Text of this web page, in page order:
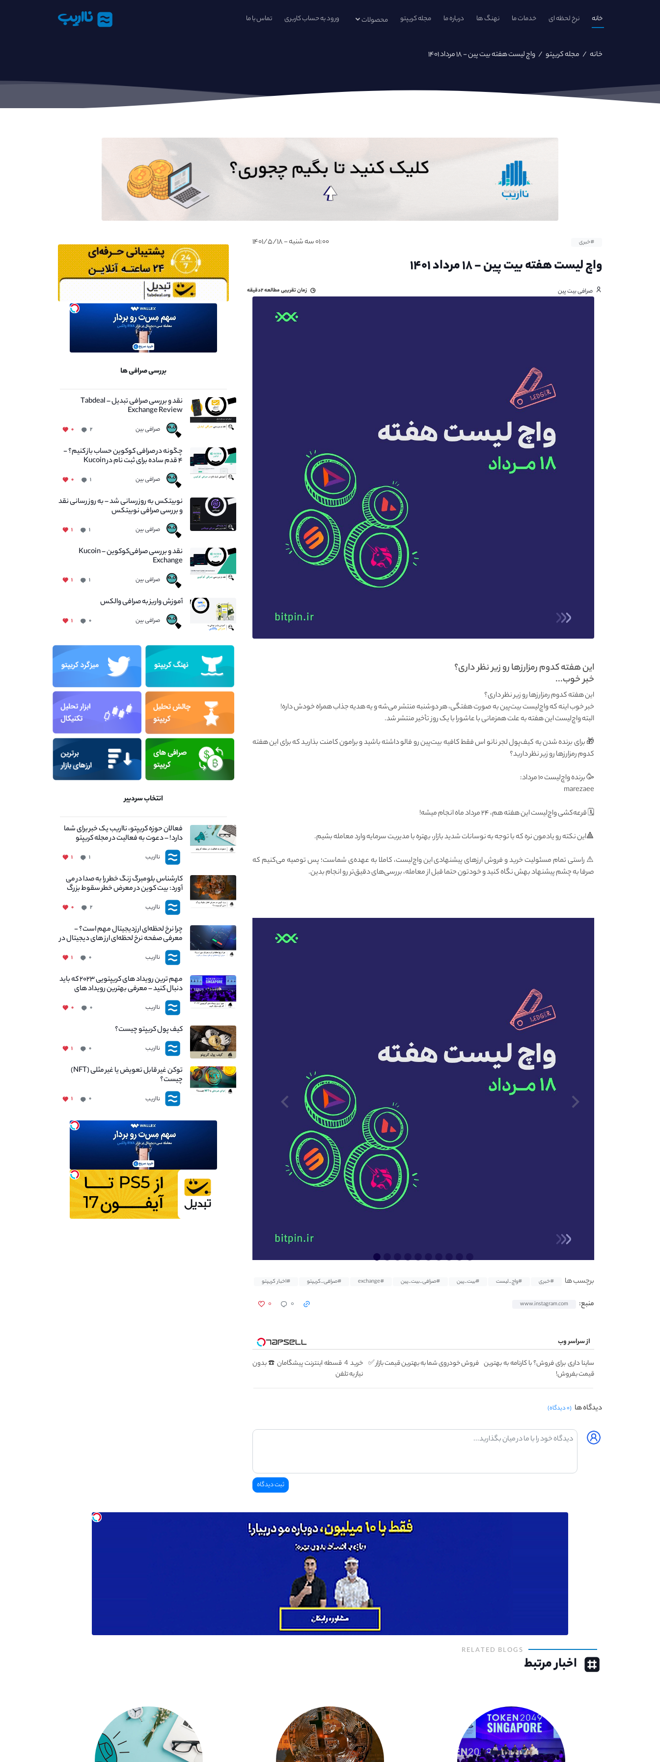
خانه نرخ لحظه ای خدمات ما نهنگ ها درباره ما مجله کریپتو محصولات ورود به حساب کاربری تماس با ما نااریب
خانه / مجله کریپتو / واچ لیست هفته بیت پین - ۱۸ مرداد ۱۴۰۱
#خبری ۰۱:۰۰ سه شنبه - ۱۴۰۱/۵/۱۸
واچ لیست هفته بیت پین - ۱۸ مرداد ۱۴۰۱
صرافی بیت پین زمان تقریبی مطالعه۲دقیقه
این هفته کدوم رمزارزها رو زیر نظر داری؟
خبر خوب...
این هفته کدوم رمزارزها رو زیر نظر داری؟
خبر خوب اینه که واچ‌لیست بیت‌پین به صورت هفتگی، هر دوشنبه منتشر می‌شه و یه هدیه جذاب همراه خودش داره!
البته واچ‌لیست این هفته به علت همزمانی با عاشورا با یک روز تأخیر منتشر شد.
🎁 برای برنده شدن یه کیف‌پول لجر نانو اس فقط کافیه بیت‌پین رو فالو داشته باشید و برامون کامنت بذارید که برای این هفته
کدوم رمزارزها رو زیر نظر دارید؟
🥳 برنده واچ‌لیست ۱۰ مرداد:
marezaee
🗓 قرعه‌کشی واچ‌لیست این هفته هم، ۲۴ مرداد ماه انجام میشه!
🔺این نکته رو یادمون نره که با توجه به نوسانات شدید بازار، بهتره با مدیریت سرمایه وارد معامله بشیم.
⚠️ راستی تمام مسئولیت خرید و فروش ارزهای پیشنهادی این واچ‌لیست، کاملا به عهده‌ی شماست؛ پس توصیه می‌کنیم که
صرفا به چشم پیشنهاد بهش نگاه کنید و خودتون حتما قبل از معامله، بررسی‌های دقیق‌تر رو انجام بدین.
برچسب ها #خبری #واچ_لیست #بیت_پین #صرافی_بیت_پین #exchange #صرافی_کریپتو #اخبار کریپتو
منبع: www.instagram.com ۰ ۰
از سراسر وب
ساینا داری برای فروش؟ با کارنامه به بهترین
قیمت بفروش!
فروش خودروی شما به بهترین قیمت بازار ✅
خرید 4 قسطه اینترنت پیشگامان ☎️ بدون
نیاز به تلفن
دیدگاه ها (۰ دیدگاه)
بررسی صرافی ها
نقد و بررسی صرافی تبدیل – Tabdeal
Exchange Review
صرافی بین ۲ ۰
چگونه در صرافی کوکوین حساب باز کنیم؟ -
۴ قدم ساده برای ثبت نام در Kucoin
صرافی بین ۱ ۰
نوبیتکس به روزرسانی شد – به روز رسانی نقد
و بررسی صرافی نوبیتکس
صرافی بین ۱ ۱
نقد و بررسی صرافی‌کوکوین – Kucoin
Exchange
صرافی بین ۱ ۱
آموزش واریز به صرافی والکس
صرافی بین ۰ ۱
انتخاب سردبیر
فعالان حوزه کریپتو، نااریب یک خبر برای شما
دارد! – دعوت به فعالیت در مجله کریپتو
نااریب ۱ ۱
کارشناس بلومبرگ زنگ خطر را به صدا در می
آورد: بیت کوین در معرض خطر سقوط بزرگ
است - دلیل آن چیست؟
نااریب ۲ ۰
چرا نرخ لحظه‌ای ارزدیجیتال مهم است؟ -
معرفی صفحه نرخ لحظه‌ای ارز های دیجیتال در
نااریب
نااریب ۰ ۱
مهم ترین رویداد های کریپتویی ۲۰۲۳ که باید
دنبال کنید – معرفی بهترین رویداد های
جهانی
نااریب ۰ ۰
کیف پول کریپتو چیست؟
نااریب ۰ ۱
توکن غیر قابل تعویض یا غیر مثلی (NFT)
چیست؟
نااریب ۰ ۱
RELATED BLOGS
اخبار مرتبط